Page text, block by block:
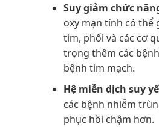
Suy giảm chức
oxy mạn tính có thể
tim, phổi và các cơ
trọng thêm các
bệnh tim mạch.
Hệ miễn dịch suy
các bệnh nhiễm
phục hồi chậm hơn.